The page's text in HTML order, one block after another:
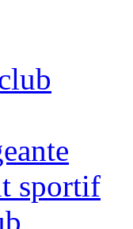
sportif